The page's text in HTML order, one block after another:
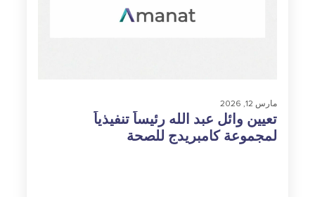
مارس 12, 2026
تعيين وائل عبد الله رئيساً تنفيذياً
لمجموعة كامبريدج للصحة